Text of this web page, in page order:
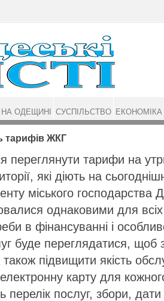
тарифів ЖКГ
переглянути тарифи на
які діють на
міського
однаковими для всіх
в фінансуванні і
буде переглядатися, щоб
підвищити якість
карту для
перелік послуг, збори,
НА ОДЕЩИНІ СУСПІЛЬСТВО ЕКОНОМІКА